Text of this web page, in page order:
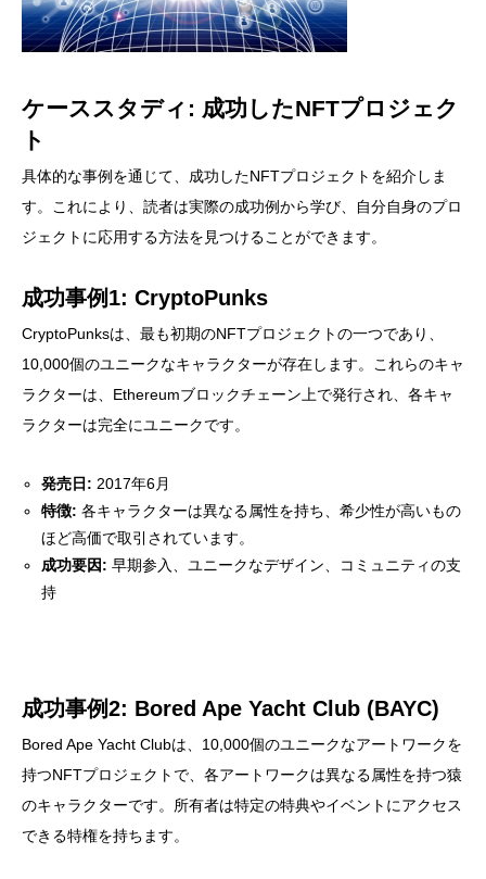
ケーススタディ: 成功したNFTプロジェク
ト
具体的な事例を通じて、成功したNFTプロジェクトを紹介しま
す。これにより、読者は実際の成功例から学び、自分自身のプロ
ジェクトに応用する方法を見つけることができます。
成功事例1: CryptoPunks
CryptoPunksは、最も初期のNFTプロジェクトの一つであり、
10,000個のユニークなキャラクターが存在します。これらのキャ
ラクターは、Ethereumブロックチェーン上で発行され、各キャ
ラクターは完全にユニークです。
発売日: 2017年6月
特徴: 各キャラクターは異なる属性を持ち、希少性が高いもの
ほど高価で取引されています。
成功要因: 早期参入、ユニークなデザイン、コミュニティの支
持
成功事例2: Bored Ape Yacht Club (BAYC)
Bored Ape Yacht Clubは、10,000個のユニークなアートワークを
持つNFTプロジェクトで、各アートワークは異なる属性を持つ猿
のキャラクターです。所有者は特定の特典やイベントにアクセス
できる特権を持ちます。